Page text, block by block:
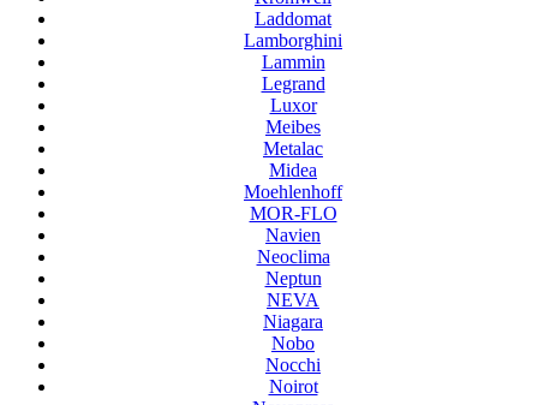
Laddomat
Lamborghini
Lammin
Legrand
Luxor
Meibes
Metalac
Midea
Moehlenhoff
MOR-FLO
Navien
Neoclima
Neptun
NEVA
Niagara
Nobo
Nocchi
Noirot